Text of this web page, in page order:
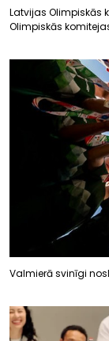
Latvijas Olimpiskās
Olimpiskās
Valmierā svinīgi